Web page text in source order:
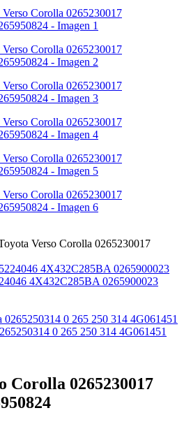
Verso Corolla 0265230017
4X432C285BA 0265900023
0 265 250 314 4G061451
Corolla 0265230017